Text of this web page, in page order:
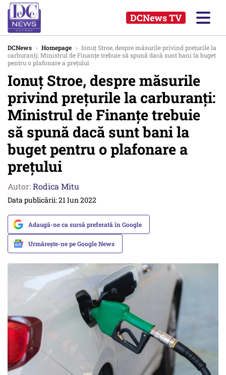
DCNews TV
DCNews › Homepage › Ionuț Stroe, despre măsurile privind prețurile la
carburanți: Ministrul de Finanțe trebuie să spună dacă sunt bani la buget
pentru o plafonare a prețului
Ionuț Stroe, despre măsurile
privind prețurile la carburanți:
Ministrul de Finanțe trebuie
să spună dacă sunt bani la
buget pentru o plafonare a
prețului
Autor:Rodica Mitu
Data publicării: 21 Iun 2022
Adaugă-ne ca sursă preferată în Google
Urmărește-ne pe Google News